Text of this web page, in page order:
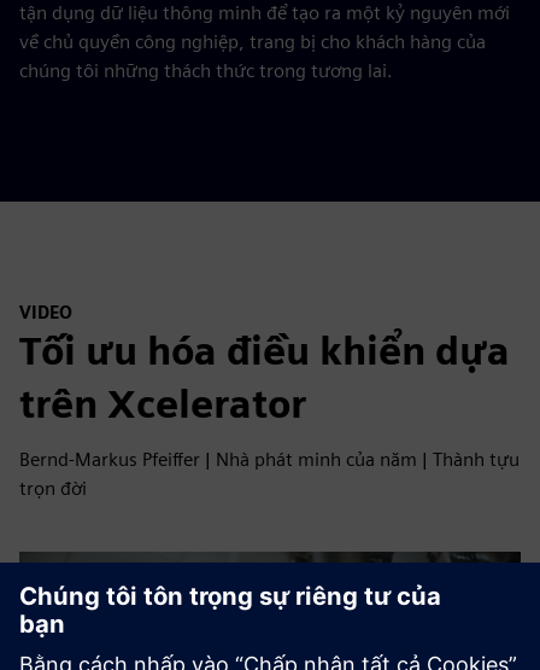
tận dụng dữ liệu thông minh để tạo ra một kỷ nguyên mới
về chủ quyền công nghiệp, trang bị cho khách hàng của
chúng tôi những thách thức trong tương lai.
VIDEO
Tối ưu hóa điều khiển dựa
trên Xcelerator
Bernd-Markus Pfeiffer | Nhà phát minh của năm | Thành tựu
trọn đời